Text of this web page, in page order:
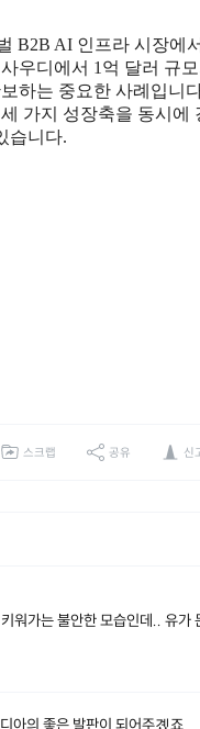
B2B AI 인프라 시장에
우디에서 1억 달러 규
하는 중요한 사례입니
가지 성장축을 동시에
습니다.
스크랩 공유 신
워가는 불안한 모습인데.. 유가
아의 좋은 발판이 되어주곘죠